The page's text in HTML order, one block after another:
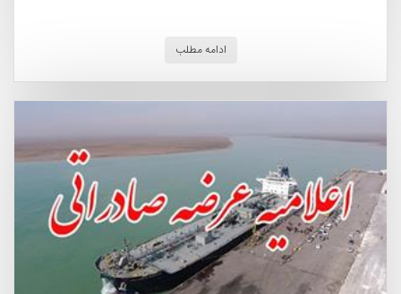
ادامه مطلب